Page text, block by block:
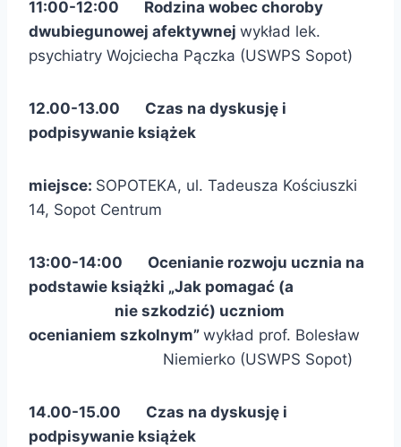
11:00-12:00 Rodzina wobec choroby
dwubiegunowej afektywnej wykład lek.
psychiatry Wojciecha Pączka (USWPS Sopot)
12.00-13.00 Czas na dyskusję i
podpisywanie książek
miejsce: SOPOTEKA, ul. Tadeusza Kościuszki
14, Sopot Centrum
13:00-14:00 Ocenianie rozwoju ucznia na
podstawie książki „Jak pomagać (a
nie szkodzić) uczniom
ocenianiem szkolnym” wykład prof. Bolesław
Niemierko (USWPS Sopot)
14.00-15.00 Czas na dyskusję i
podpisywanie książek